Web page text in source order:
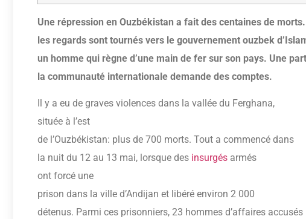
Une répression en Ouzbékistan a fait des centaines de
les regards sont tournés vers le gouvernement ouzbek
un homme qui règne d’une main de fer sur son pays. Une
la communauté internationale demande des comptes.
Il y a eu de graves violences dans la vallée du Ferghana,
située à l’est
de l’Ouzbékistan: plus de 700 morts. Tout a commencé dans
la nuit du 12 au 13 mai, lorsque des insurgés armés
ont forcé une
prison dans la ville d’Andijan et libéré environ 2 000
détenus. Parmi ces prisonniers, 23 hommes d’affaires accusés